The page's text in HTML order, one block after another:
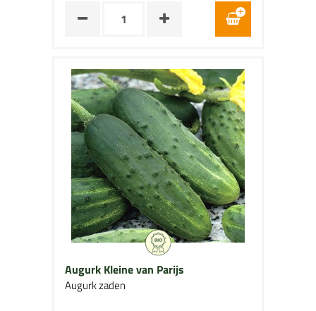
Augurk Kleine van Parijs
Augurk zaden